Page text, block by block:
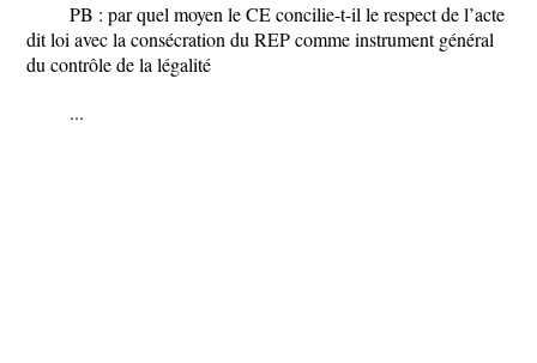
PB : par quel moyen le CE concilie-t-il le respect de l’acte
dit loi avec la consécration du REP comme instrument général
du contrôle de la légalité
...